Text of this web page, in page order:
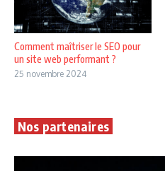
Comment maîtriser le SEO pour
un site web performant ?
25 novembre 2024
Nos partenaires